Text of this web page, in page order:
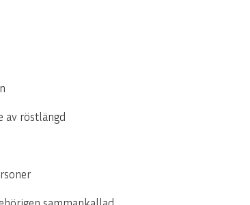
av röstlängd